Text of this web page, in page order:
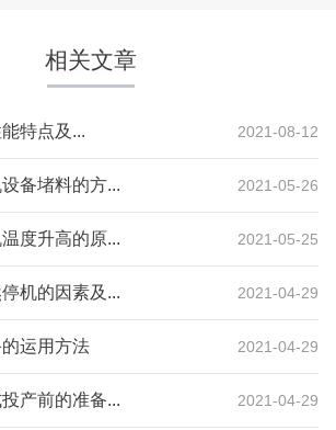
咨询该项目执行经理
相关文章
特点及... 2021-08-12
备堵料的方... 2021-05-26
度升高的原... 2021-05-25
机的因素及... 2021-04-29
运用方法 2021-04-29
产前的准备... 2021-04-29